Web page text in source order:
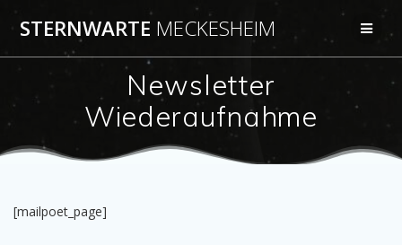
InhaltSTERNWARTE MECKESHEIM
Newsletter
Wiederaufnahme
[mailpoet_page]